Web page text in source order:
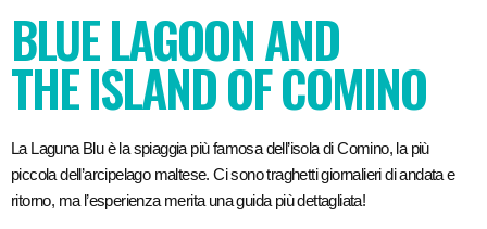
BLUE LAGOON AND
THE ISLAND OF COMINO
La Laguna Blu è la spiaggia più famosa dell’isola di Comino, la più
piccola dell’arcipelago maltese. Ci sono traghetti giornalieri di andata e
ritorno, ma l’esperienza merita una guida più dettagliata!